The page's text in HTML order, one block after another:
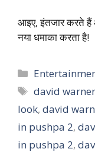
आइए, इंतजार करते हैं
नया धमाका करता है!
Categories
Tags
david warner
look, david
in pushpa 2,
in pushpa 2,